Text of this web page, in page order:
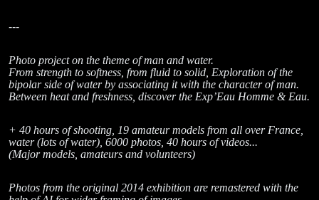
---
Photo project on the theme of man and water.
From strength to softness, from fluid to solid, Exploration of the
bipolar side of water by associating it with the character of man.
Between heat and freshness, discover the Exp’Eau Homme & Eau.
+ 40 hours of shooting, 19 amateur models from all over France,
water (lots of water), 6000 photos, 40 hours of videos...
(Major models, amateurs and volunteers)
Photos from the original 2014 exhibition are remastered with the